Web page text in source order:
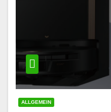
ALLGEMEIN